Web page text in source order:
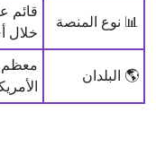
📊 نوع المنصة
قائم
خلال
🌎 البلدان
معظم